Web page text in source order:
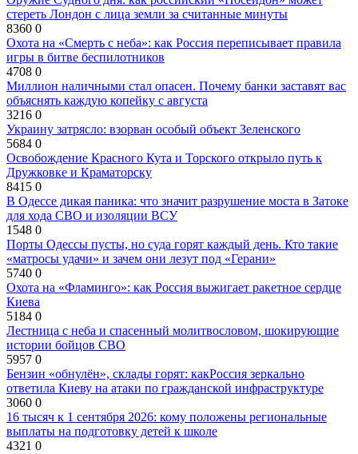
стереть Лондон с лица земли за считанные минуты
8360 0
Охота на «Смерть с неба»: как Россия переписывает правила
игры в битве беспилотников
4708 0
Миллион наличными стал опасен. Почему банки заставят вас
объяснять каждую копейку с августа
3216 0
Украину затрясло: взорван особый объект Зеленского
5684 0
Освобождение Красного Кута и Торского открыло путь к
Дружковке и Краматорску
8415 0
В Одессе дикая паника: что значит разрушение моста в Затоке
для хода СВО и изоляции ВСУ
1548 0
Порты Одессы пусты, но суда горят каждый день. Кто такие
«матросы удачи» и зачем они лезут под «Герани»
5740 0
Охота на «Фламинго»: как Россия выжигает ракетное сердце
Киева
5184 0
Лестница с неба и спасенный молитвословом, шокирующие
истории бойцов СВО
5957 0
Бензин «обнулён», склады горят: какРоссия зеркально
ответила Киеву на атаки по гражданской инфраструктуре
3060 0
16 тысяч к 1 сентября 2026: кому положены региональные
выплаты на подготовку детей к школе
4321 0